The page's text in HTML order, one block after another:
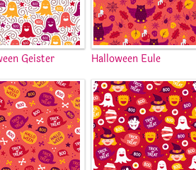
Geister Halloween Eule